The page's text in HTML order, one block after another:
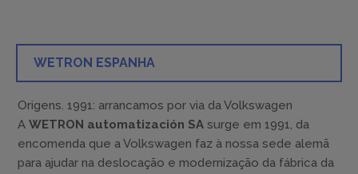
WETRON ESPANHA
Origens. 1991: arrancamos por via da Volkswagen
A WETRON automatización SA surge em 1991, da
encomenda que a Volkswagen faz à nossa sede alemã
para ajudar na deslocação e modernização da fábrica da